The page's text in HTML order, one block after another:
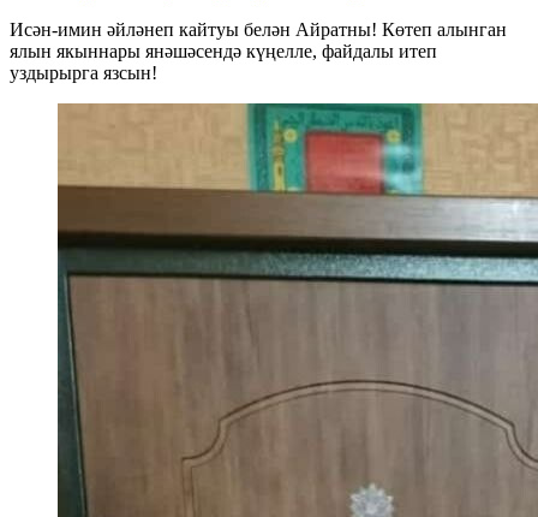
Исән-имин әйләнеп кайтуы белән Айратны! Көтеп алынган
ялын якыннары янәшәсендә күңелле, файдалы итеп
уздырырга язсын!